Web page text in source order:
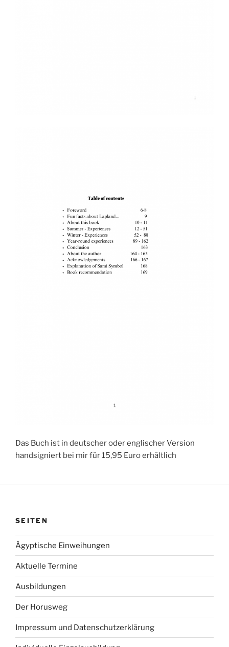
Das Buch ist in deutscher oder englischer Version
handsigniert bei mir für 15,95 Euro erhältlich
SEITEN
Ägyptische Einweihungen
Aktuelle Termine
Ausbildungen
Der Horusweg
Impressum und Datenschutzerklärung